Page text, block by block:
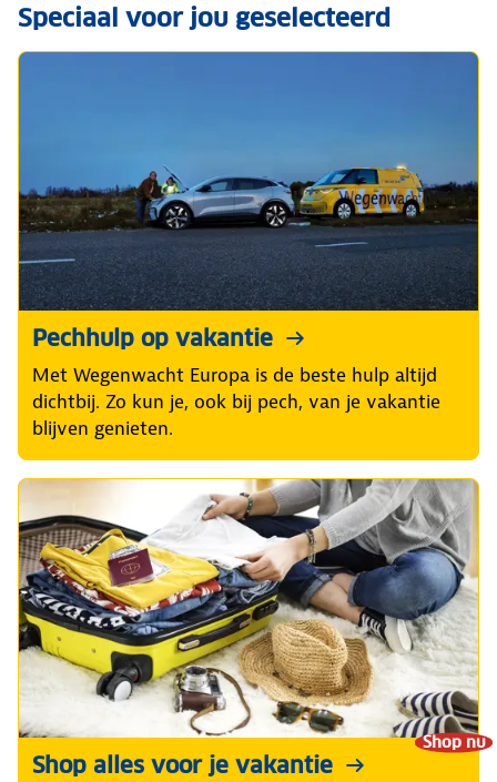
Speciaal voor jou geselecteerd
Pechhulp op vakantie
Met Wegenwacht Europa is de beste hulp altijd
dichtbij. Zo kun je, ook bij pech, van je vakantie
blijven genieten.
Shop nu
Shop alles voor je vakantie